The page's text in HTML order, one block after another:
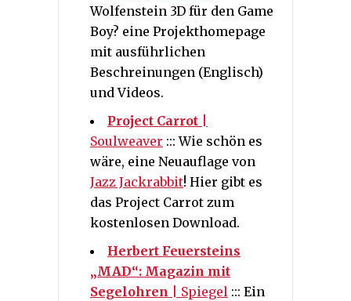
Wolfenstein 3D für den Game
Boy? eine Projekthomepage
mit ausführlichen
Beschreinungen (Englisch)
und Videos.
Project Carrot
Soulweaver ::: Wie schön es
wäre, eine Neuauflage von
Jazz Jackrabbit! Hier gibt es
das Project Carrot zum
kostenlosen Download.
Herbert Feuersteins
„MAD“: Magazin mit
Segelohren | Spiegel ::: Ein